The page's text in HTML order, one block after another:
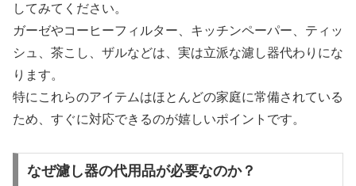
してみてください。
ガーゼやコーヒーフィルター、キッチンペーパー、ティッ
シュ、茶こし、ザルなどは、実は立派な濾し器代わりにな
ります。
特にこれらのアイテムはほとんどの家庭に常備されている
ため、すぐに対応できるのが嬉しいポイントです。
なぜ濾し器の代用品が必要なのか？